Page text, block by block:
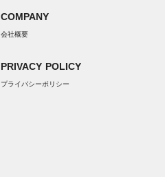
COMPANY
会社概要
PRIVACY POLICY
プライバシーポリシー